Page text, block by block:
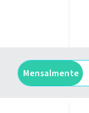
Mensalmente